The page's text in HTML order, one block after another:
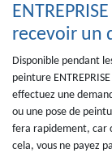
recevoir un
Disponible pendant
peinture
effectuez une
ou une pose de
fera rapidement, car
cela, vous ne payez